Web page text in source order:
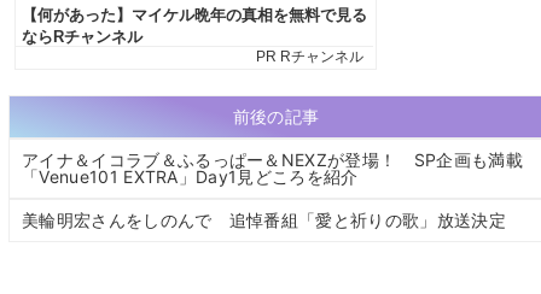
前後の記事
アイナ＆イコラブ＆ふるっぱー＆NEXZが登場！ SP企画も満載
「Venue101 EXTRA」Day1見どころを紹介
美輪明宏さんをしのんで 追悼番組「愛と祈りの歌」放送決定